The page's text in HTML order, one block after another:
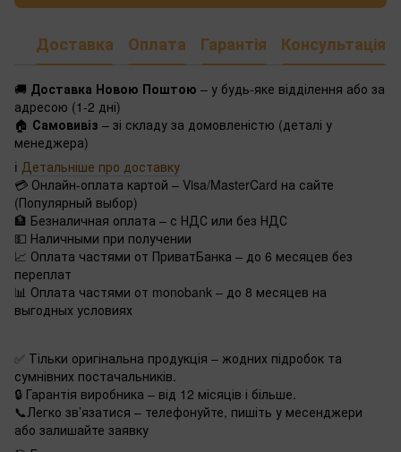
Доставка Оплата Гарантія Консультація
🚚 Доставка Новою Поштою – у будь-яке відділення або за
адресою (1-2 дні)
🏠 Самовивіз – зі складу за домовленістю (деталі у
менеджера)
ℹ️ Детальніше про доставку
💳 Онлайн-оплата картой – Visa/MasterCard на сайте
(Популярный выбор)
🏦 Безналичная оплата – с НДС или без НДС
💵 Наличными при получении
📈 Оплата частями от ПриватБанка – до 6 месяцев без
переплат
📊 Оплата частями от monobank – до 8 месяцев на
выгодных условиях
✅ Тільки оригінальна продукція – жодних підробок та
сумнівних постачальників.
🔒 Гарантія виробника – від 12 місяців і більше.
📞Легко зв’язатися – телефонуйте, пишіть у месенджери
або залишайте заявку